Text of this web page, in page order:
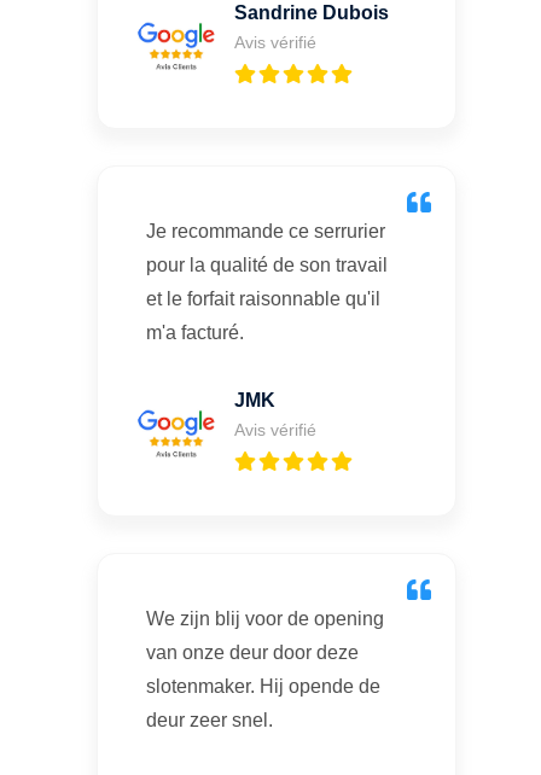
Sandrine Dubois
Avis vérifié
Je recommande ce serrurier
pour la qualité de son travail
et le forfait raisonnable qu'il
m'a facturé.
JMK
Avis vérifié
We zijn blij voor de opening
van onze deur door deze
slotenmaker. Hij opende de
deur zeer snel.